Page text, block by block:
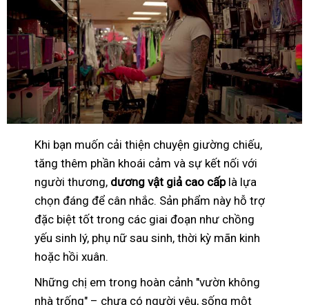
Khi bạn muốn cải thiện chuyện giường chiếu,
tăng thêm phần khoái cảm và sự kết nối với
người thương, dương vật giả cao cấplà lựa
chọn đáng để cân nhắc. Sản phẩm này hỗ trợ
đặc biệt tốt trong các giai đoạn như chồng
yếu sinh lý, phụ nữ sau sinh, thời kỳ mãn kinh
hoặc hồi xuân.
Những chị em trong hoàn cảnh "vườn không
nhà trống" – chưa có người yêu, sống một